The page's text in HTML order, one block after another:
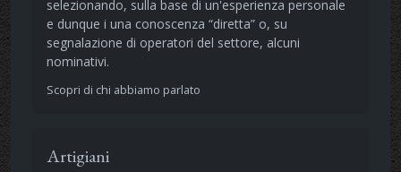
selezionando, sulla base di un'esperienza personale
e dunque i una conoscenza “diretta” o, su
segnalazione di operatori del settore, alcuni
nominativi.
Scopri di chi abbiamo parlato
Artigiani